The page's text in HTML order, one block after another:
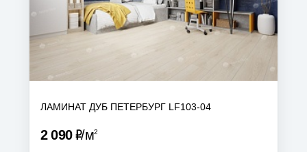
ЛАМИНАТ ДУБ ПЕТЕРБУРГ LF103-04
2 090Р м2